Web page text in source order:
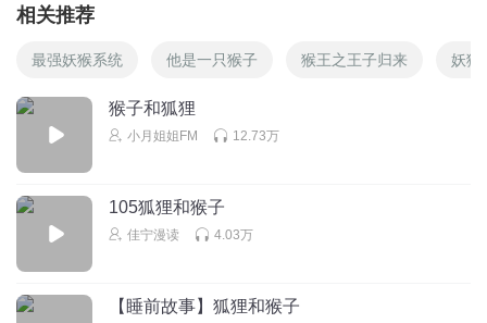
相关推荐
最强妖猴系统 他是一只猴子 猴王之王子归来 妖猴
猴子和狐狸
小月姐姐FM 12.73万
105狐狸和猴子
佳宁漫读 4.03万
【睡前故事】狐狸和猴子